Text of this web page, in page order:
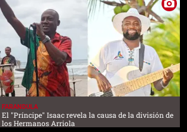
FARANDULA
El "Príncipe" Isaac revela la causa de la división de
los Hermanos Arriola